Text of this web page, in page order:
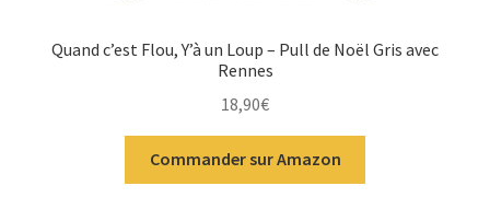
Quand c’est Flou, Y’à un Loup – Pull de Noël Gris avec
Rennes
18,90€
Commander sur Amazon